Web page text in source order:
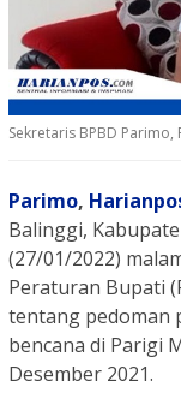
Sekretaris BPBD
Parimo,
Balinggi,
(27/01/2022)
Peraturan Bupati
tentang pedoman
bencana di Parigi
Desember 2021.